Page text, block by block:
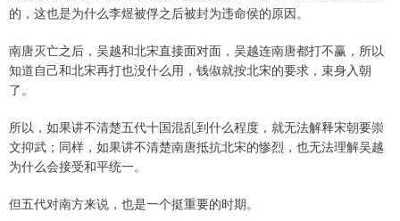
的，这也是为什么李煜被俘之后被封为违命侯的原因。
南唐灭亡之后，吴越和北宋直接面对面，吴越连南唐都打不赢，所以
知道自己和北宋再打也没什么用，钱俶就按北宋的要求，束身入朝
了。
所以，如果讲不清楚五代十国混乱到什么程度，就无法解释宋朝要崇
文抑武；同样，如果讲不清楚南唐抵抗北宋的惨烈，也无法理解吴越
为什么会接受和平统一。
但五代对南方来说，也是一个挺重要的时期。